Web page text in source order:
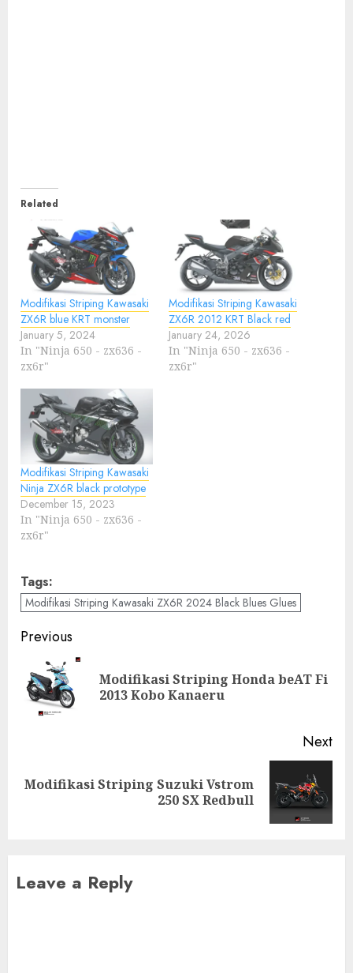
Related
Modifikasi Striping Kawasaki
ZX6R blue KRT monster
January 5, 2024
In "Ninja 650 - zx636 -
zx6r"
Modifikasi Striping Kawasaki
ZX6R 2012 KRT Black red
January 24, 2026
In "Ninja 650 - zx636 -
zx6r"
Modifikasi Striping Kawasaki
Ninja ZX6R black prototype
December 15, 2023
In "Ninja 650 - zx636 -
zx6r"
Tags:
Modifikasi Striping Kawasaki ZX6R 2024 Black Blues Glues
Post
navigation
Previous
Modifikasi Striping Honda beAT Fi
2013 Kobo Kanaeru
Next
Next
Modifikasi Striping Suzuki Vstrom
250 SX Redbull
Leave a Reply